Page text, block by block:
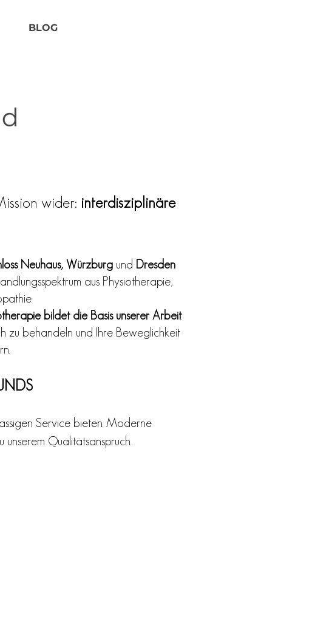
BLOG
wider: interdisziplinäre
Neuhaus, Würzburgund Dresden
aus Physiotherapie,
bildet die Basis unserer Arbeit.
zu behandeln und Ihre Beweglichkeit
Service bieten. Moderne
Qualitätsanspruch.